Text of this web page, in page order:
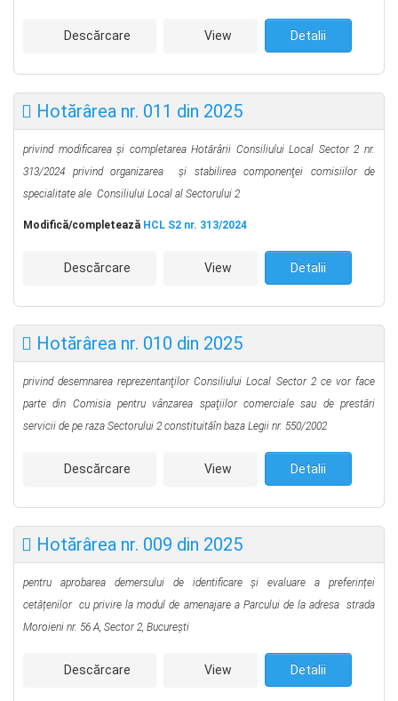
Descărcare View Detalii
Hotărârea nr. 011 din 2025
privind modificarea și completareaHotărârii Consiliului Local Sector 2 nr.
313/2024 privind organizarea şi stabilirea componenţei comisiilor de
specialitate ale Consiliului Local al Sectorului 2
Modifică/completează HCL S2 nr. 313/2024
Descărcare View Detalii
Hotărârea nr. 010 din 2025
privind desemnarea reprezentanţilor Consiliului Local Sector 2 ce vor face
parte din Comisia pentru vânzarea spaţiilor comerciale sau de prestări
servicii de pe raza Sectorului 2 constituităîn baza Legii nr. 550/2002
Descărcare View Detalii
Hotărârea nr. 009 din 2025
pentru aprobarea demersului de identificare și evaluare a preferinței
cetățenilorcu privire la modul de amenajare a Parcului de la adresastrada
Moroieni nr. 56 A, Sector 2, București
Descărcare View Detalii